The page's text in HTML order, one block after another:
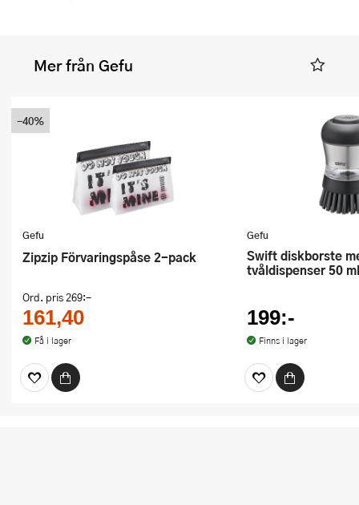
Mer från Gefu
Gefu
Zipzip Förvaringspåse 2-pack
Ord. pris269:-
161,40
Få i lager
-40%
Gefu
Swift diskborste med
tvåldispenser 50
199:-
Finns i lager